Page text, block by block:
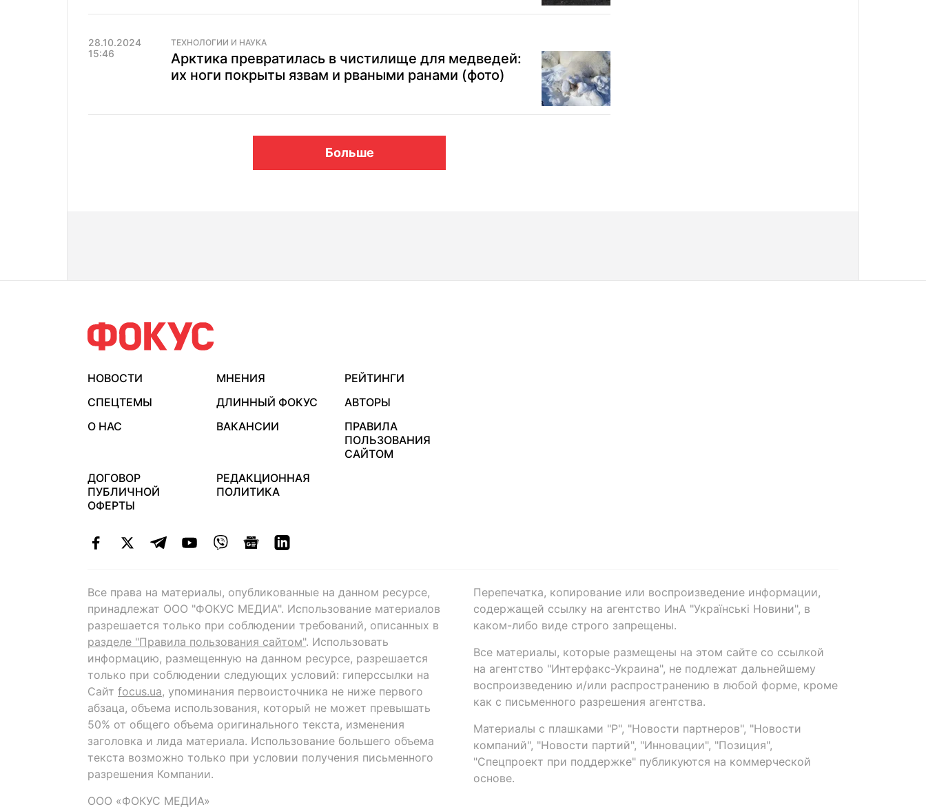
28.10.2024
15:46
ТЕХНОЛОГИИ И НАУКА
Арктика превратилась в чистилище для медведей:
их ноги покрыты язвам и рваными ранами (фото)
Больше
НОВОСТИ МНЕНИЯ
РЕЙТИНГИ
СПЕЦТЕМЫ
ДЛИННЫЙ ФОКУС
АВТОРЫ
О НАС
ВАКАНСИИ
ПРАВИЛА
ПОЛЬЗОВАНИЯ
САЙТОМ
ДОГОВОР
ПУБЛИЧНОЙ
ОФЕРТЫ
РЕДАКЦИОННАЯ
ПОЛИТИКА
Все права на материалы, опубликованные на данном ресурсе,
принадлежат ООО "ФОКУС МЕДИА". Использование материалов
разрешается только при соблюдении требований, описанных в
разделе "Правила пользования сайтом". Использовать
информацию, размещенную на данном ресурсе, разрешается
только при соблюдении следующих условий: гиперссылки на
Сайт focus.ua, упоминания первоисточника не ниже первого
абзаца, объема использования, который не может превышать
50% от общего объема оригинального текста, изменения
заголовка и лида материала. Использование большего объема
текста возможно только при условии получения письменного
разрешения Компании.
ООО «ФОКУС МЕДИА»
Перепечатка, копирование или воспроизведение информации,
содержащей ссылку на агентство ИнА "Українські Новини", в
каком-либо виде строго запрещены.
Все материалы, которые размещены на этом сайте со ссылкой
на агентство "Интерфакс-Украина", не подлежат дальнейшему
воспроизведению и/или распространению в любой форме, кроме
как с письменного разрешения агентства.
Материалы с плашками "Р", "Новости партнеров", "Новости
компаний", "Новости партий", "Инновации", "Позиция",
"Спецпроект при поддержке" публикуются на коммерческой
основе.